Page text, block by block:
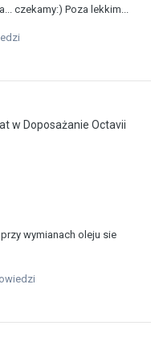
czekamy:) Poza lekkim...
w Doposażanie Octavii
wymianach oleju sie